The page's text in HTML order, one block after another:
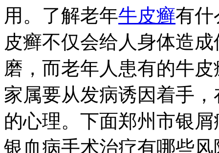
用。了解老年牛皮癣有什
皮癣不仅会给人身体造
磨，而老年人患有的牛
家属要从发病诱因着手
的心理。下面郑州市银
银血病手术治疗有哪些风